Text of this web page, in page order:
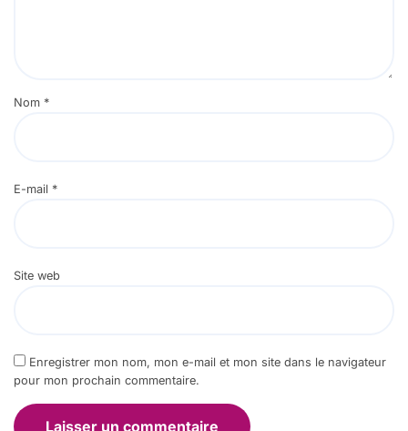
Nom *
E-mail *
Site web
Enregistrer mon nom, mon e-mail et mon site dans le navigateur
pour mon prochain commentaire.